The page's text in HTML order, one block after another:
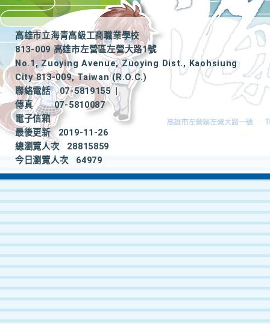
高雄市立海青高級工商職業學校
813-009 高雄市左營區左營大路1號
No.1, Zuoying Avenue, Zuoying Dist., Kaohsiung
City 813-009, Taiwan (R.O.C.)
聯絡電話
07-5819155
|
傳真
07-5810087
電子信箱
最後更新
2019-11-26
總瀏覽人次
28815859
今日瀏覽人次
64979